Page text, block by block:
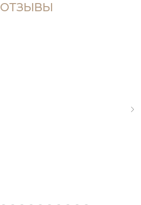
ОТЗЫВЫ